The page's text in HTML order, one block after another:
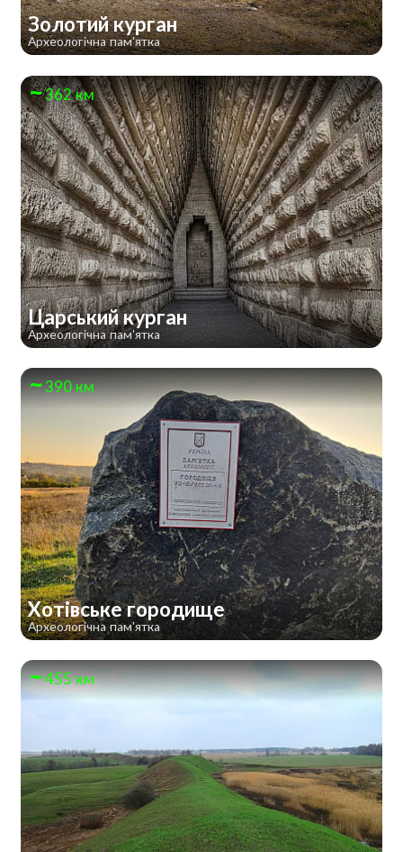
Золотий курган
Археологічна пам'ятка
362 км
Царський курган
Археологічна пам'ятка
390 км
Хотівське городище
Археологічна пам'ятка
455 км